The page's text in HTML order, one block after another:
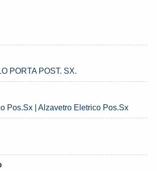
PORTA POST. SX.
Pos.Sx | Alzavetro Eletrico Pos.Sx